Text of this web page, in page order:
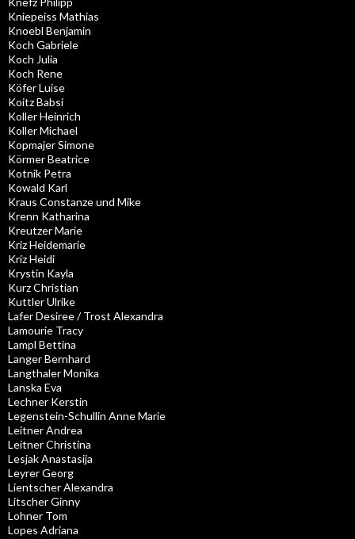
Kniepeiss Mathias
Knoebl Benjamin
Koch Gabriele
Koch Julia
Koch Rene
Köfer Luise
Koitz Babsi
Koller Heinrich
Koller Michael
Kopmajer Simone
Körmer Beatrice
Kotnik Petra
Kowald Karl
Kraus Constanze und Mike
Krenn Katharina
Kreutzer Marie
Kriz Heidemarie
Kriz Heidi
Krystin Kayla
Kurz Christian
Kuttler Ulrike
Lafer Desiree / Trost Alexandra
Lamourie Tracy
Lampl Bettina
Langer Bernhard
Langthaler Monika
Lanska Eva
Lechner Kerstin
Legenstein-Schullin Anne Marie
Leitner Andrea
Leitner Christina
Lesjak Anastasija
Leyrer Georg
Lientscher Alexandra
Litscher Ginny
Lohner Tom
Lopes Adriana